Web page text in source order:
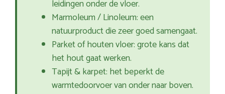
leidingen onder de vloer.
Marmoleum / Linoleum: een
natuurproduct die zeer goed samengaat.
Parket of houten vloer: grote kans dat
het hout gaat werken.
Tapijt & karpet: het beperkt de
warmtedoorvoer van onder naar boven.